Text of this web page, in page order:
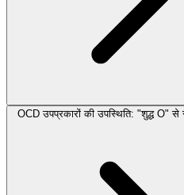
OCD उपप्रकारों की उपस्थिति: "शुद्ध O"